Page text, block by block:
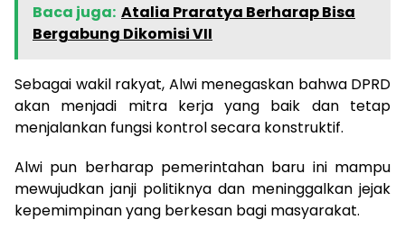
Baca juga: Atalia Praratya Berharap Bisa
Bergabung Dikomisi VII
Sebagai wakil rakyat, Alwi menegaskan bahwa DPRD
akan menjadi mitra kerja yang baik dan tetap
menjalankan fungsi kontrol secara konstruktif.
Alwi pun berharap pemerintahan baru ini mampu
mewujudkan janji politiknya dan meninggalkan jejak
kepemimpinan yang berkesan bagi masyarakat.